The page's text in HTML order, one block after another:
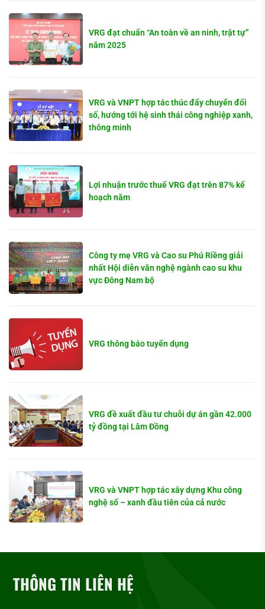
VRG đạt chuẩn “An toàn về an ninh, trật tự”
năm 2025
VRG và VNPT hợp tác thúc đẩy chuyển đổi
số, hướng tới hệ sinh thái công nghiệp xanh,
thông minh
Lợi nhuận trước thuế VRG đạt trên 87% kế
hoạch năm
Công ty mẹ VRG và Cao su Phú Riềng giải
nhất Hội diễn văn nghệ ngành cao su khu
vực Đông Nam bộ
VRG thông báo tuyển dụng
VRG đề xuất đầu tư chuỗi dự án gần 42.000
tỷ đồng tại Lâm Đồng
VRG và VNPT hợp tác xây dựng Khu công
nghệ số – xanh đầu tiên của cả nước
THÔNG TIN LIÊN HỆ